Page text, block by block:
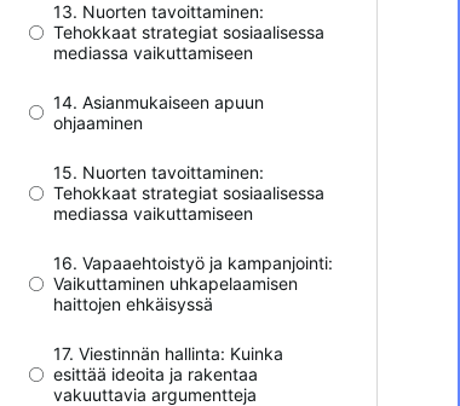
13. Nuorten tavoittaminen:
Tehokkaat strategiat sosiaalisessa
mediassa vaikuttamiseen
14. Asianmukaiseen apuun
ohjaaminen
15. Nuorten tavoittaminen:
Tehokkaat strategiat sosiaalisessa
mediassa vaikuttamiseen
16. Vapaaehtoistyö ja kampanjointi:
Vaikuttaminen uhkapelaamisen
haittojen ehkäisyssä
17. Viestinnän hallinta: Kuinka
esittää ideoita ja rakentaa
vakuuttavia argumentteja